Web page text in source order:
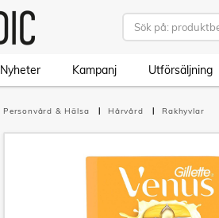
Nyheter Kampanj Utförsäljning
Personvård & Hälsa Hårvård Rakhyvlar